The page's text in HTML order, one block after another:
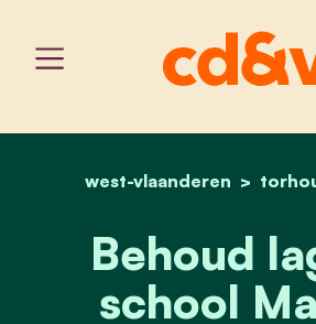
home
west-vlaanderen
Behoud
school